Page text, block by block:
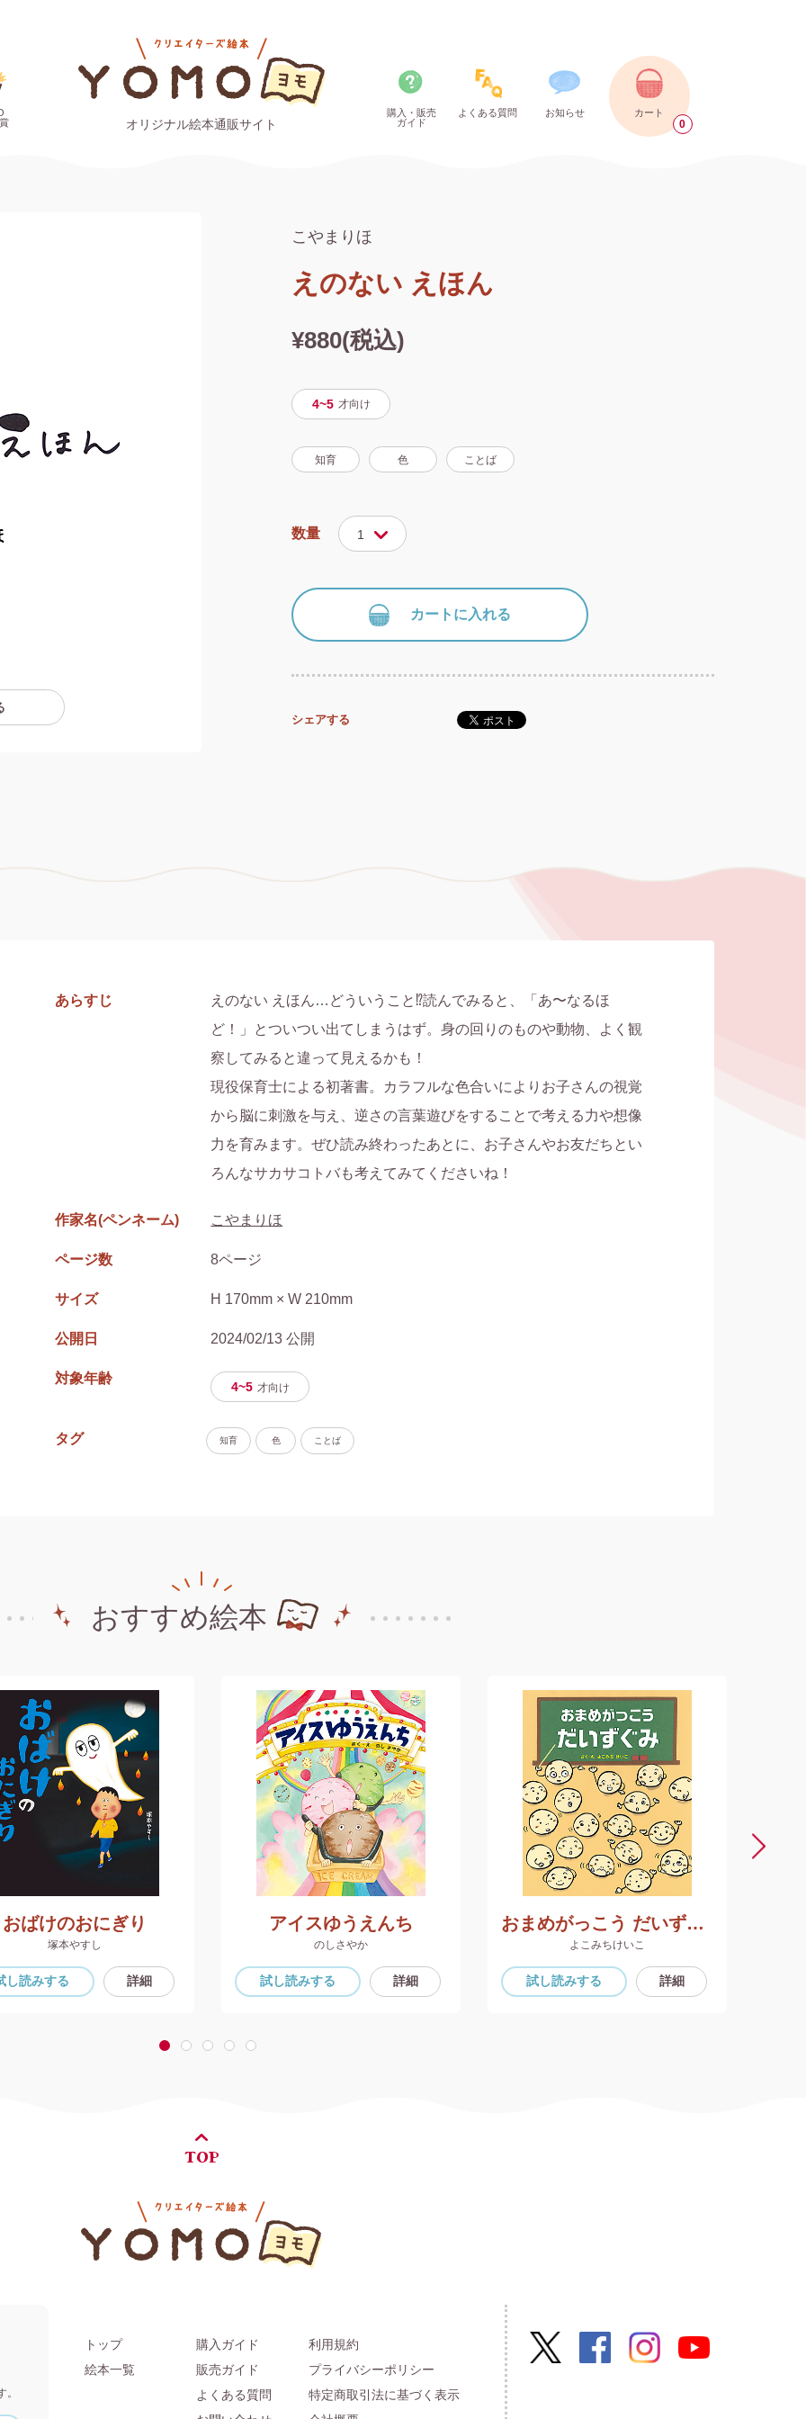
オリジナル絵本通販サイト
購入・販売
ガイド
よくある質問 お知らせ カート
0
こやまりほ
えのない えほん
¥880(税込)
4~5 才向け
知育 色 ことば
数量 1
カートに入れる
シェアする
あらすじ
えのない えほん…どういうこと⁉読んでみると、「あ〜なるほ
ど！」とついつい出てしまうはず。身の回りのものや動物、よく観
察してみると違って見えるかも！
現役保育士による初著書。カラフルな色合いによりお子さんの視覚
から脳に刺激を与え、逆さの言葉遊びをすることで考える力や想像
力を育みます。ぜひ読み終わったあとに、お子さんやお友だちとい
ろんなサカサコトバも考えてみてくださいね！
作家名(ペンネーム) こやまりほ
ページ数 8ページ
サイズ H 170mm × W 210mm
公開日 2024/02/13 公開
対象年齢
4~5 才向け
タグ 知育 色 ことば
おすすめ絵本
おばけのおにぎり
塚本やすし
し読みする 詳細
アイスゆうえんち
のしさやか
試し読みする 詳細
おまめがっこう だいずぐみ
よこみちけいこ
試し読みする 詳細
1 2 3 4 5
TOP
トップ
絵本一覧
購入ガイド
販売ガイド
よくある質問
利用規約
プライバシーポリシー
特定商取引法に基づく表示